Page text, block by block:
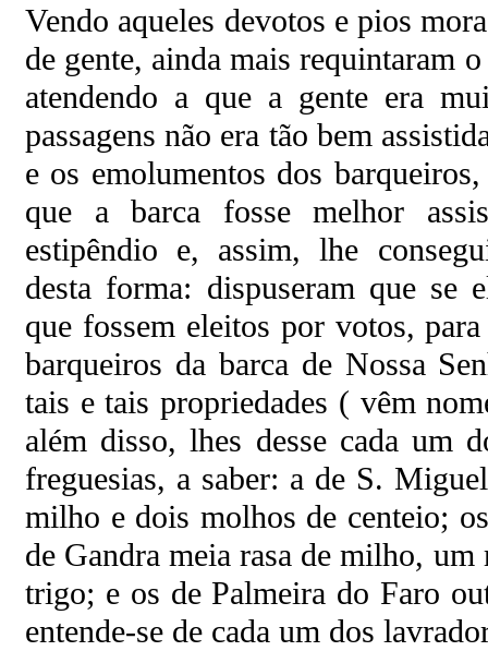
Vendo aqueles devotos e pios
de gente, ainda mais requintaram
atendendo a que a gente era
passagens não era tão bem
e os emolumentos dos
que a barca fosse melhor
estipêndio e, assim, lhe
desta forma: dispuseram que se
que fossem eleitos por votos,
barqueiros da barca de Nossa
tais e tais propriedades ( vêm
além disso, lhes desse cada um
freguesias, a saber: a de S.
milho e dois molhos de centeio;
de Gandra meia rasa de milho,
trigo; e os de Palmeira do Faro
entende-se de cada um dos